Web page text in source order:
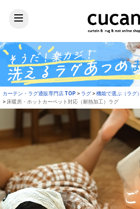
カーテン・ラグ通販専門店 TOP ラグ
機能で選ぶ（ラグ）
床暖房・ホットカーペット対応（耐熱加工）ラグ